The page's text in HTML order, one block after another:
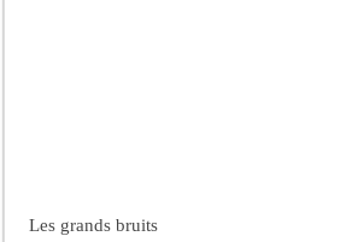
Les grands bruits